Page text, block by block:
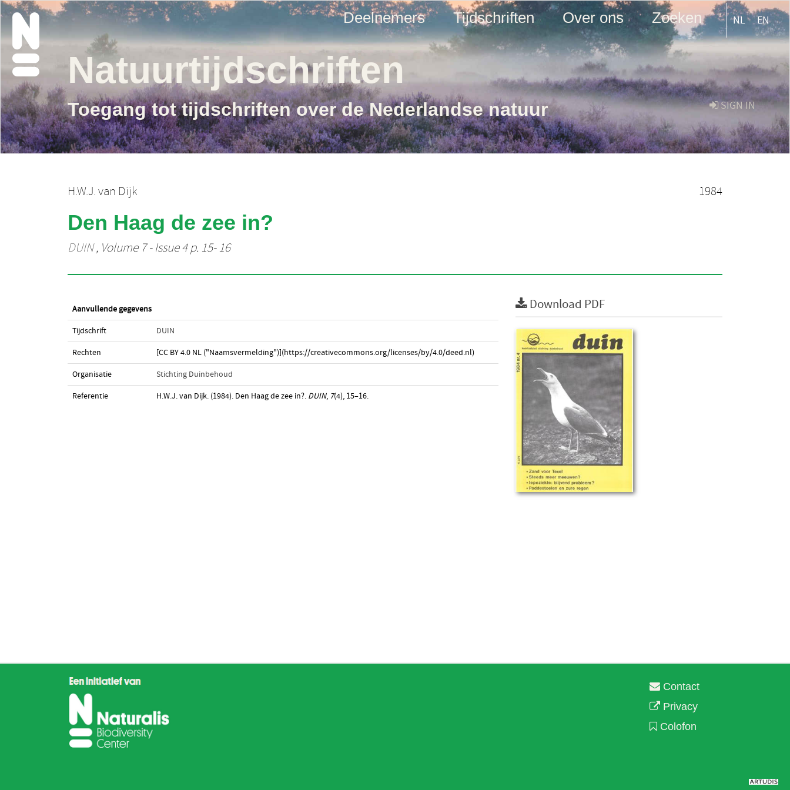
Deelnemers Tijdschriften Over ons Zoeken NL EN
SIGN IN
Natuurtijdschriften
Toegang tot tijdschriften over de Nederlandse natuur
H.W.J. van Dijk 1984
Den Haag de zee in?
DUIN, Volume 7 - Issue 4 p. 15- 16
Aanvullende gegevens
Tijdschrift DUIN
Rechten [CC BY 4.0 NL ("Naamsvermelding")](https://creativecommons.org/licenses/by/4.0/deed.nl)
Organisatie Stichting Duinbehoud
Referentie H.W.J. van Dijk. (1984). Den Haag de zee in?. DUIN, 7(4), 15–16.
Download PDF
Contact
Privacy
Colofon